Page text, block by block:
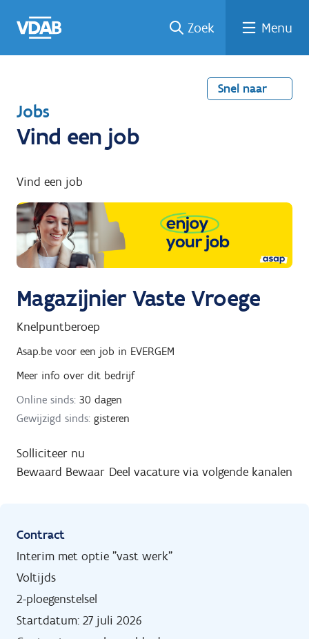
naar
een
een
job
naar
Zoek Menu
Snel naar
T
e
u
g
n
a
r
Jobs
Vind een job
Vind een job
Magazijnier Vaste Vroege
Knelpuntberoep
Asap.be voor een job in EVERGEM
Meer info over dit bedrijf
Online sinds: 30 dagen
Gewijzigd sinds: gisteren
Solliciteer nu
Bewaard Bewaar Deel vacature via volgende kanalen
Contract
Interim met optie "vast werk"
Voltijds
2-ploegenstelsel
Startdatum: 27 juli 2026